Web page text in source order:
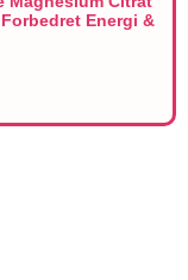
Energi &